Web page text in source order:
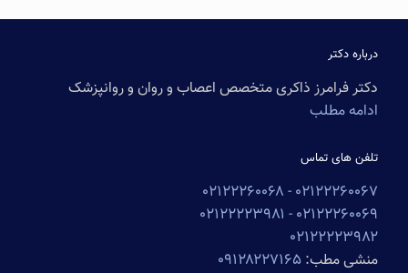
درباره دکتر
دکتر فرامرز ذاکری متخصص اعصاب و روان و روانپزشک
ادامه مطلب
تلفن های تماس
۰۲۱۲۲۲۶۰۰۶۷ - ۰۲۱۲۲۲۶۰۰۶۸
۰۲۱۲۲۲۶۰۰۶۹ - ۰۲۱۲۲۲۲۳۹۸۱
۰۲۱۲۲۲۲۳۹۸۲
منشی مطب: ۰۹۱۲۸۲۲۷۱۶۵